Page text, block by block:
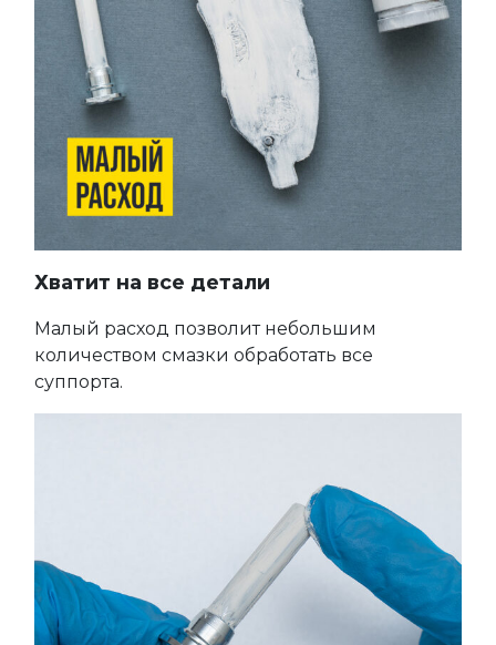
Хватит на все детали
Малый расход позволит небольшим
количеством смазки обработать все
суппорта.